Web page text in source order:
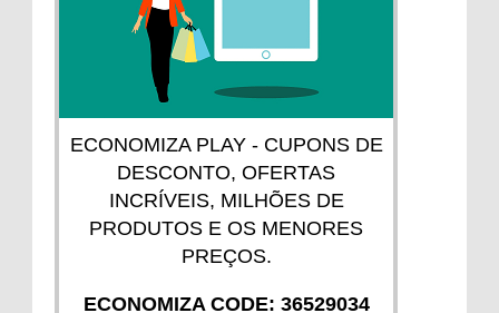
ECONOMIZA PLAY - CUPONS DE
DESCONTO, OFERTAS
INCRÍVEIS, MILHÕES DE
PRODUTOS E OS MENORES
PREÇOS.
ECONOMIZA CODE: 36529034